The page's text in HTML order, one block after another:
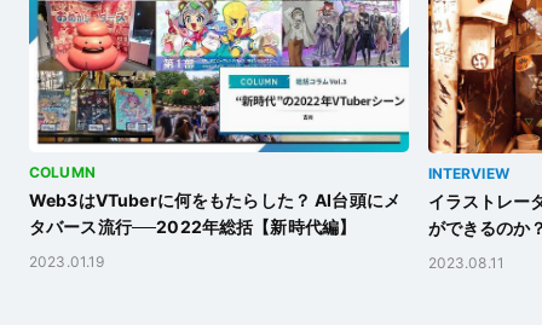
COLUMN
Web3はVTuberに何をもたらした？ AI台頭にメ
タバース流行──2022年総括【新時代編】
2023.01.19
INTERVIEW
イラストレー
ができるのか
2023.08.11